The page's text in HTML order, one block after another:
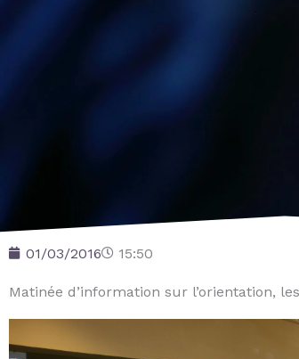
01/03/2016 15:50
Matinée d’information sur l’orientation,